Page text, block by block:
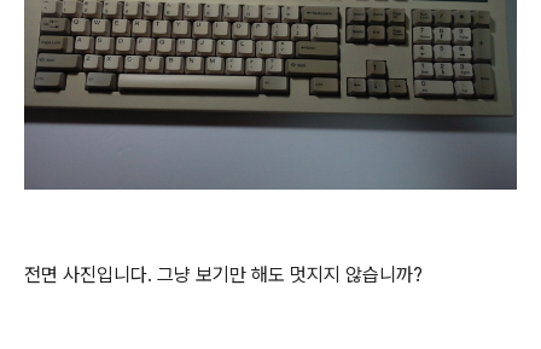
전면 사진입니다. 그냥 보기만 해도 멋지지 않습니까?